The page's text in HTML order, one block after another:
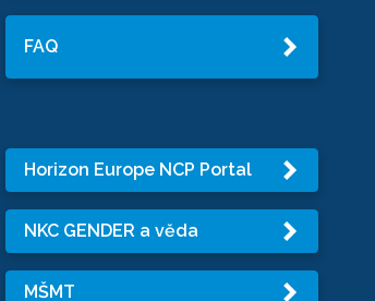
FAQ
Horizon Europe NCP Portal
NKC GENDER a věda
MŠMT